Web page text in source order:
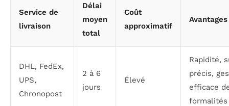
Service de
livraison
Délai
moyen
total
Coût
approximatif
Avantages
DHL, FedEx,
UPS,
Chronopost
2 à 6
jours
Élevé
Rapidité,
précis,
efficace
formalités